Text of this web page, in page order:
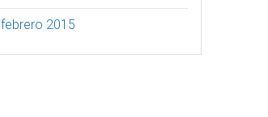
febrero 2015